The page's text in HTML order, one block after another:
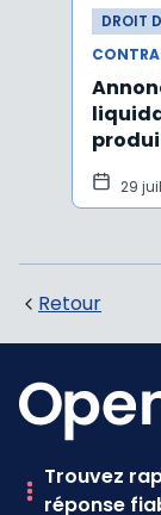
DROIT
29
Retour
Trouvez
réponse